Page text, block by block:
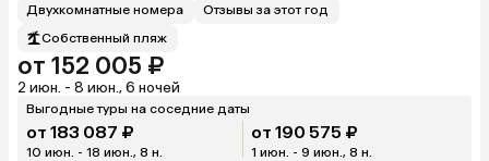
Двухкомнатные номера
Отзывы за этот год
Собственный пляж
от 152 005 ₽
2 июн. - 8 июн., 6 ночей
Выгодные туры на соседние даты
от 183 087 ₽
10 июн. - 18 июн., 8 н.
от 190 575 ₽
1 июн. - 9 июн., 8 н.